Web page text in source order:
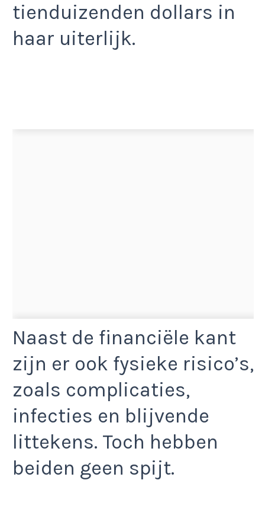
tienduizenden dollars in
haar uiterlijk.
Naast de financiële kant
zijn er ook fysieke risico’s,
zoals complicaties,
infecties en blijvende
littekens. Toch hebben
beiden geen spijt.